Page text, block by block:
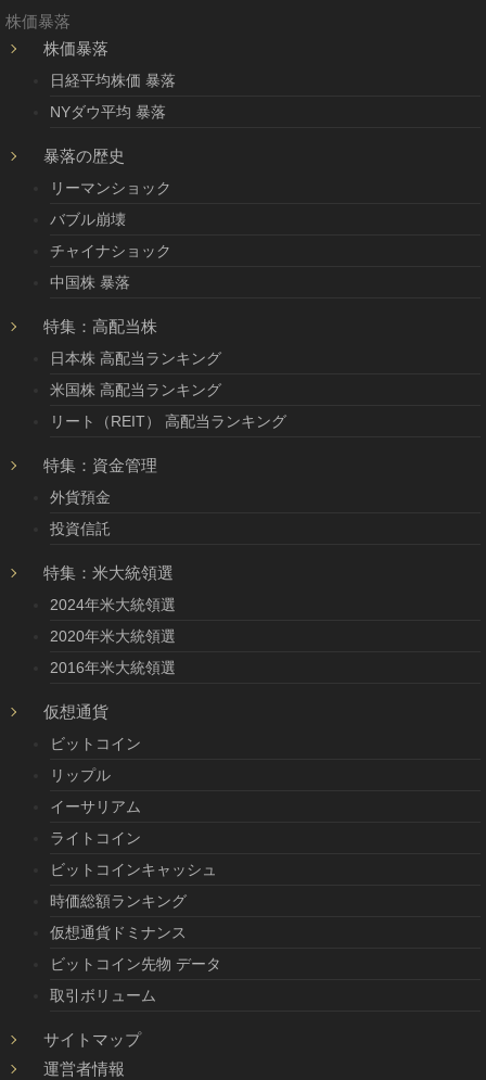
株価暴落
株価暴落
日経平均株価 暴落
NYダウ平均 暴落
暴落の歴史
リーマンショック
バブル崩壊
チャイナショック
中国株 暴落
特集：高配当株
日本株 高配当ランキング
米国株 高配当ランキング
リート（REIT） 高配当ランキング
特集：資金管理
外貨預金
投資信託
特集：米大統領選
2024年米大統領選
2020年米大統領選
2016年米大統領選
仮想通貨
ビットコイン
リップル
イーサリアム
ライトコイン
ビットコインキャッシュ
時価総額ランキング
仮想通貨ドミナンス
ビットコイン先物 データ
取引ボリューム
サイトマップ
運営者情報